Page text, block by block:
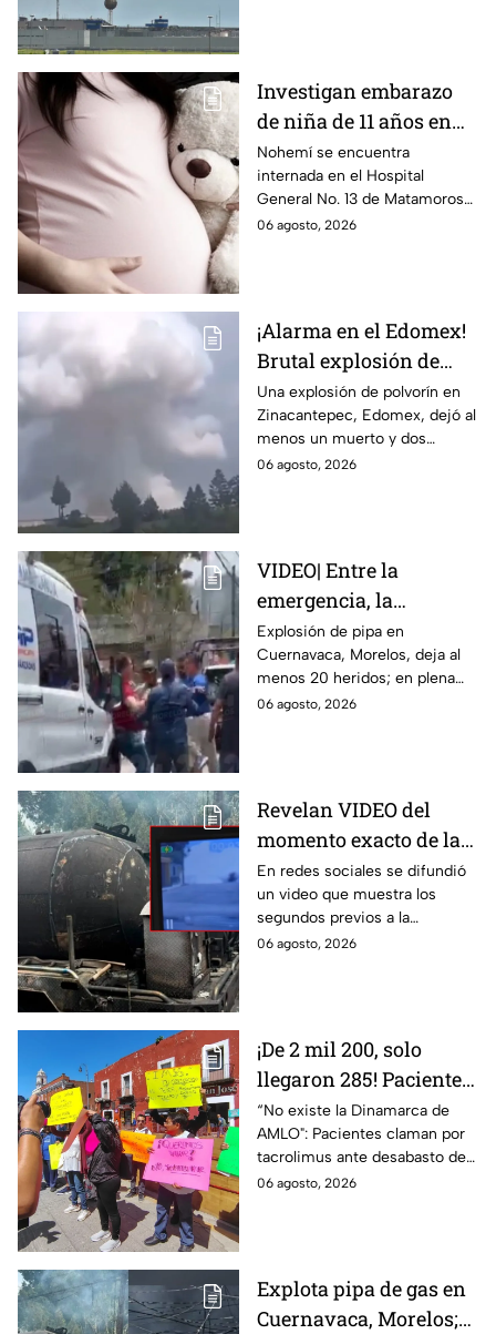
Investigan embarazo
de niña de 11 años en
Matamoros,
Tamaulipas; ¿qué pasó
con Nohemí?
Nohemí se encuentra
internada en el Hospital
General No. 13 de Matamoros
tras complicaciones por un
06 agosto, 2026
¡Alarma en el Edomex!
Brutal explosión de
polvorín en Santa
María del Monte,
Zinacantepec; reportan
al menos un muerto y
Una explosión de polvorín en
Zinacantepec, Edomex, dejó al
menos un muerto y dos
heridos; autoridades atiende la
06 agosto, 2026
VIDEO| Entre la
emergencia, la
desesperación y el
llanto de un niño;
adultos desatan pelea
tras explosión de pipa
Explosión de pipa en
Cuernavaca, Morelos, deja al
menos 20 heridos; en plena
emergencia, dos hombres
06 agosto, 2026
Revelan VIDEO del
momento exacto de la
explosión de pipa de
gas en Cuernavaca,
Morelos
En redes sociales se difundió
un video que muestra los
segundos previos a la
explosión de una pipa de gas
06 agosto, 2026
¡De 2 mil 200, solo
llegaron 285! Pacientes
claman por
medicamentos ante
desabasto en IMSS
Puebla
“No existe la Dinamarca de
AMLO": Pacientes claman por
tacrolimus ante desabasto de
medicamentos en hospital del
06 agosto, 2026
Explota pipa de gas en
Cuernavaca, Morelos;